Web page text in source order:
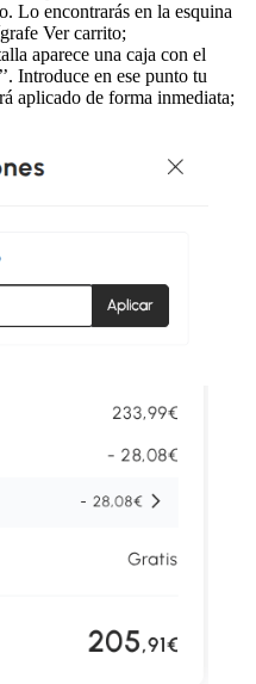
Lo encontrarás en la esquina
Ver carrito;
aparece una caja con el
’’. Introduce en ese punto tu
aplicado de forma inmediata;